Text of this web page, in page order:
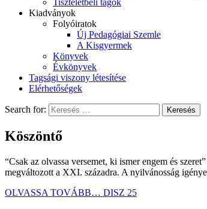
Tiszteletbeli tagok
Kiadványok
Folyóiratok
Új Pedagógiai Szemle
A Kisgyermek
Könyvek
Évkönyvek
Tagsági viszony létesítése
Elérhetőségek
Search for:
Köszöntő
“Csak az olvassa versemet, ki ismer engem és
megváltozott a XXI. századra. A nyilvánosság
OLVASSA TOVÁBB… DISZ 25